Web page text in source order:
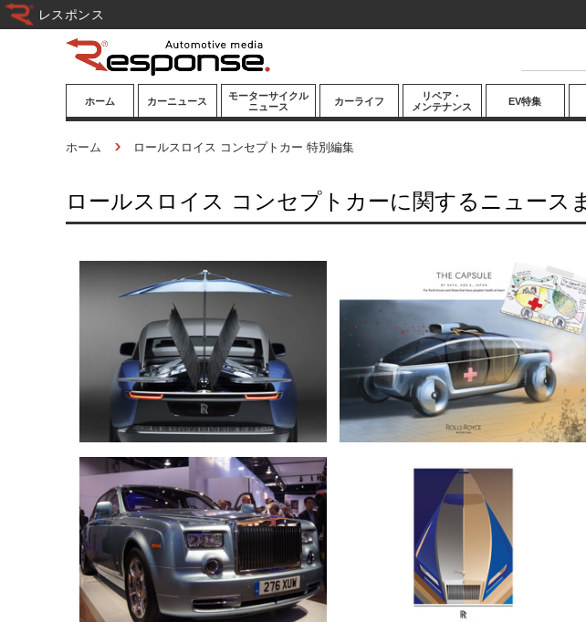
ホーム カーニュース
道路交通/社会
鉄道
航空
宇宙
モーターサイクル
ニュース
カーライフ
カーオーディオ
モータースポー
リペア・
メンテナンス
EV特集
ホーム ロールスロイス コンセプトカー 特別編集
ロールスロイス コンセプトカーに関するニュース
レスポンス